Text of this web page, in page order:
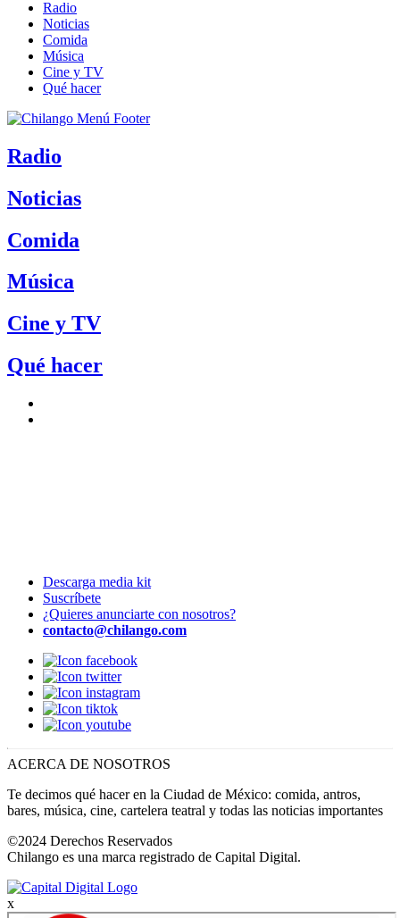
Radio
Noticias
Comida
Música
Cine y TV
Qué hacer
Radio
Noticias
Comida
Música
Cine y TV
Qué hacer
Descarga media kit
Suscríbete
¿Quieres anunciarte con nosotros?
contacto@chilango.com
ACERCA DE NOSOTROS
Te decimos qué hacer en la Ciudad de México: comida, antros,
bares, música, cine, cartelera teatral y todas las noticias importantes
©2024 Derechos Reservados
Chilango es una marca registrado de Capital Digital.
x